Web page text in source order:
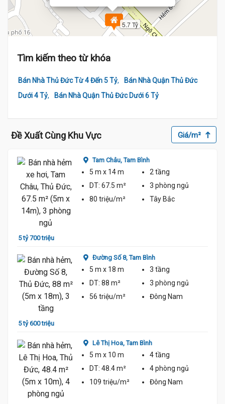
5.7 Tỷ
Tìm kiếm theo từ khóa
Bán Nhà Thủ Đức Từ 4 Đến 5 Tỷ,
Bán Nhà Quận Thủ Đức
Dưới 4 Tỷ, Bán Nhà Quận Thủ Đức Dưới 6 Tỷ
Đề Xuất Cùng Khu Vực Giá/m²
5 tỷ 700 triệu
Tam Châu,Tam Bình
5 m x 14 m
2 tầng
DT: 67.5 m² 3 phòng ngủ
80 triệu/m²
Tây Bắc
5 tỷ 600 triệu
Đường Số 8,Tam Bình
5 m x 18 m
3 tầng
DT: 88 m² 3 phòng ngủ
56 triệu/m²
Đông Nam
Lê Thị Hoa,Tam Bình
5 m x 10 m
4 tầng
DT: 48.4 m² 4 phòng ngủ
109 triệu/m²
Đông Nam